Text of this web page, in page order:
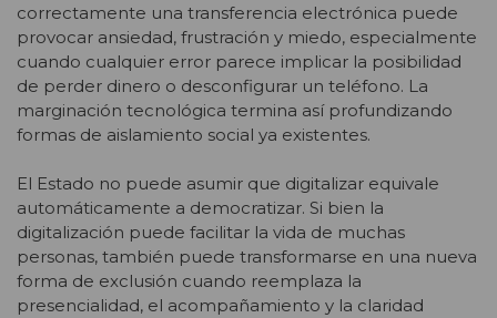
correctamente una transferencia electrónica puede
provocar ansiedad, frustración y miedo, especialmente
cuando cualquier error parece implicar la posibilidad
de perder dinero o desconfigurar un teléfono. La
marginación tecnológica termina así profundizando
formas de aislamiento social ya existentes.
El Estado no puede asumir que digitalizar equivale
automáticamente a democratizar. Si bien la
digitalización puede facilitar la vida de muchas
personas, también puede transformarse en una nueva
forma de exclusión cuando reemplaza la
presencialidad, el acompañamiento y la claridad